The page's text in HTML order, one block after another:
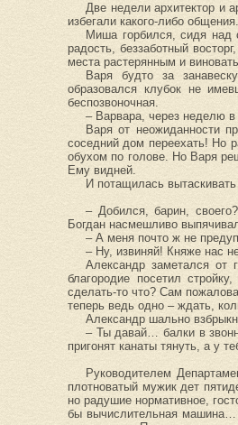
Две недели архитектор и
избегали какого-либо общения.
Миша горбился, сидя над
радость, беззаботный
места растерянным и
Варя будто за
образовался клубок не
беспозвоночная.
– Варвара, через неделю
Варя от неожиданности
соседний дом переехать! Но
обухом по голове. Но Варя
Ему видней.
И потащилась
– Добился, барин,
Богдан насмешливо
– А меня почто ж не
– Ну, извиняй! Княже нас
Александр заметался от
благородие посетил
сделать-то что? Сам
теперь ведь одно – ждать,
Александр шально
– Ты давай… балки в
пригонят канаты тянуть, а у
Руководителем
плотноватый мужик дет
но радушие нормативное,
бы вычислительная